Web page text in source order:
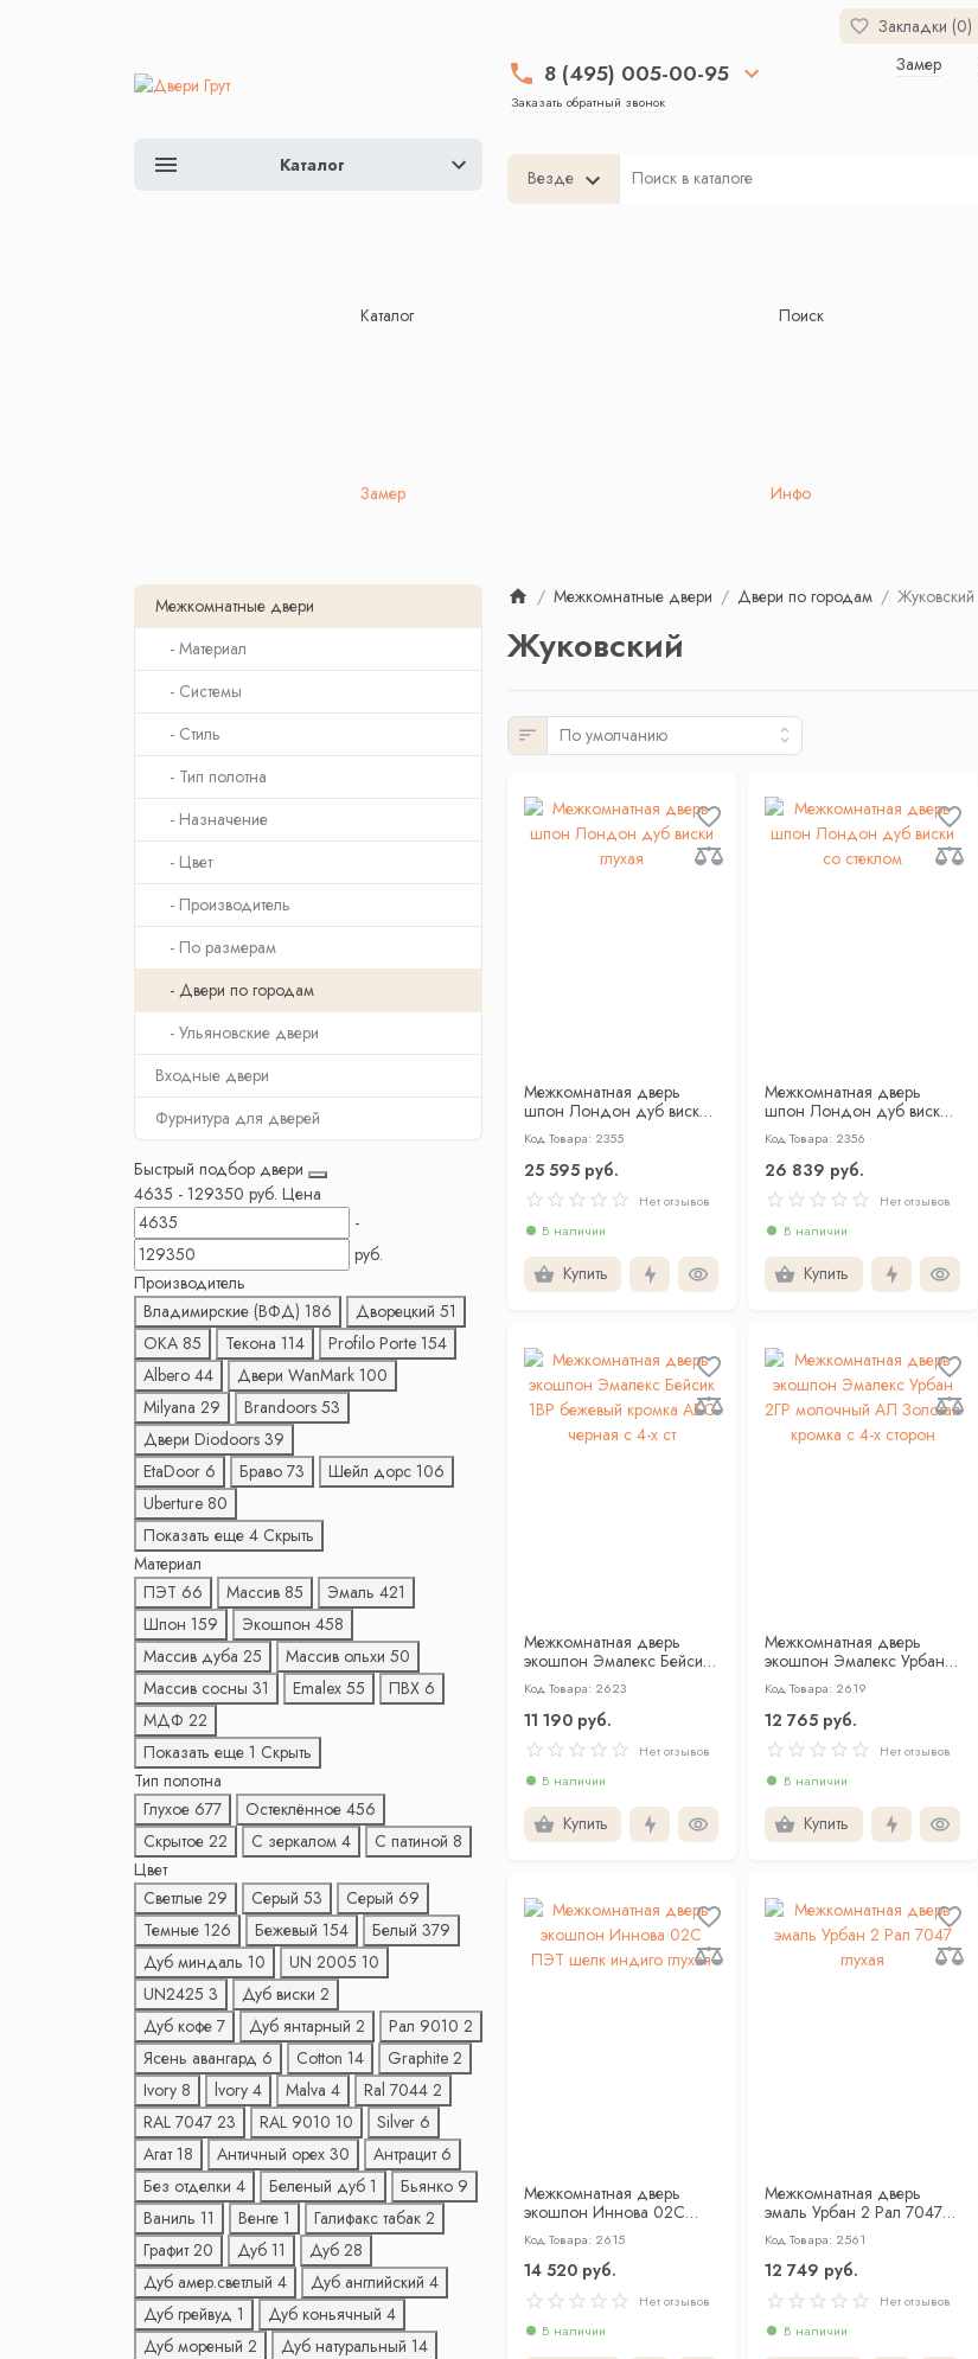
Закладки (0)
8 (495) 005-00-95
Заказать обратный звонок
Везде
Замер
Каталог
Каталог Поиск
Замер Инфо
Межкомнатные двери
- Материал
- Системы
- Стиль
- Тип полотна
- Назначение
- Цвет
- Производитель
- По размерам
- Двери по городам
- Ульяновские двери
Входные двери
Фурнитура для дверей
Быстрый подбор двери
4635 - 129350 руб. Цена
-
руб.
Производитель
Владимирские (ВФД) 186 Дворецкий 51
ОКА 85 Текона 114 Profilo Porte 154
Albero 44 Двери WanMark 100
Milyana 29 Brandoors 53
Двери Diodoors 39
EtaDoor 6 Браво 73 Шейл дорс 106
Uberture 80
Показать еще 4 Скрыть
Материал
ПЭТ 66 Массив 85 Эмаль 421
Шпон 159 Экошпон 458
Массив дуба 25 Массив ольхи 50
Массив сосны 31 Emalex 55 ПВХ 6
МДФ 22
Показать еще 1 Скрыть
Тип полотна
Глухое 677 Остеклённое 456
Скрытое 22 С зеркалом 4 С патиной 8
Цвет
Светлые 29 Серый 53 Серый 69
Темные 126 Бежевый 154 Белый 379
Дуб миндаль 10 UN 2005 10
UN2425 3 Дуб виски 2
Дуб кофе 7 Дуб янтарный 2 Рал 9010 2
Ясень авангард 6 Cotton 14 Graphite 2
Ivory 8 lvory 4 Malva 4 Ral 7044 2
RAL 7047 23 RAL 9010 10 Silver 6
Агат 18 Античный орех 30 Антрацит 6
Без отделки 4 Беленый дуб 1 Бьянко 9
Ваниль 11 Венге 1 Галифакс табак 2
Графит 20 Дуб 11 Дуб 28
Дуб амер.светлый 4 Дуб английский 4
Дуб грейвуд 1 Дуб коньячный 4
Дуб мореный 2 Дуб натуральный 14
Межкомнатные двери Двери по городам Жуковский
Жуковский
Межкомнатная дверь
шпон Лондон дуб виски
глухая
Код Товара: 2355
25 595 руб.
Нет отзывов
В наличии
Купить
Межкомнатная дверь
шпон Лондон дуб виски
со стеклом
Код Товара: 2356
26 839 руб.
Нет отзывов
В наличии
Купить
Межкомнатная дверь
экошпон Эмалекс Бейсик
1ВР бежевый кромка АБС
черная c 4-х ст
Код Товара: 2623
11 190 руб.
Нет отзывов
В наличии
Купить
Межкомнатная дверь
экошпон Эмалекс Урбан
2ГР молочный АЛ Золотая
кромка с 4-х сторон
Код Товара: 2619
12 765 руб.
Нет отзывов
В наличии
Купить
Межкомнатная дверь
экошпон Иннова 02С
ПЭТ шелк индиго глухая
Код Товара: 2615
14 520 руб.
Нет отзывов
В наличии
Межкомнатная дверь
эмаль Урбан 2 Рал 7047
глухая
Код Товара: 2561
12 749 руб.
Нет отзывов
В наличии